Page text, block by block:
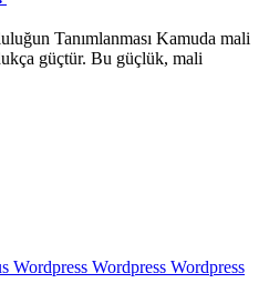
Tanımlanması Kamuda mali
güçtür. Bu güçlük, mali
Wordpress Wordpress Wordpress